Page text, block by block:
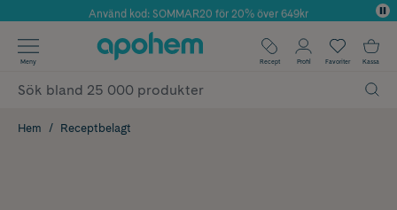
Årets Butik 2025 inom Skönhet
Använd kod: SOMMAR20 för 20% över 649kr
✓ Fri frakt
✓ Poäng på alla köp*
Meny Recept Profil Favoriter Kassa
Hem Receptbelagt